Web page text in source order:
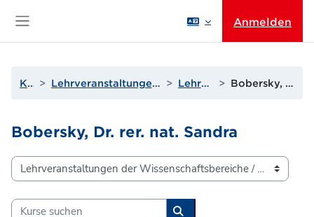
Anmelden
Kurse Lehrveranstaltungen der Wissenschaftsbereiche Lehrende A bis D Bobersky, Dr. rer. nat. Sandra
Bobersky, Dr. rer. nat. Sandra
Kursbereiche
Kurse suchen